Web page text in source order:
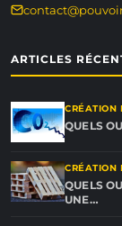
ARTICLES
CRÉATION
QUELS
CRÉATION
QUELS
UNE…